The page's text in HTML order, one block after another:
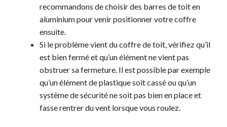
recommandons de choisir des barres de toit en
aluminium pour venir positionner votre coffre
ensuite.
Si le problème vient du coffre de toit, vérifiez qu’il
est bien fermé et qu’un élément ne vient pas
obstruer sa fermeture. Il est possible par exemple
qu’un élément de plastique soit cassé ou qu’un
système de sécurité ne soit pas bien en place et
fasse rentrer du vent lorsque vous roulez.